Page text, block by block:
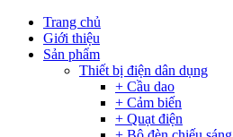
Trang chủ
Giới thiệu
Sản phẩm
Thiết bị điện dân dụng
+ Cầu dao
+ Cảm biến
+ Quạt điện